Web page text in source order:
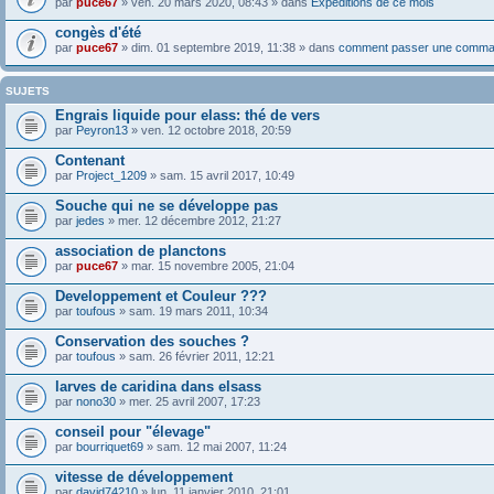
congès d'été
par puce67 » dim. 01 septembre 2019, 11:38 » dans comment passer une
SUJETS
Engrais liquide pour elass: thé de vers
par Peyron13 » ven. 12 octobre 2018, 20:59
Contenant
par Project_1209 » sam. 15 avril 2017, 10:49
Souche qui ne se développe pas
par jedes » mer. 12 décembre 2012, 21:27
association de planctons
par puce67 » mar. 15 novembre 2005, 21:04
Developpement et Couleur ???
par toufous » sam. 19 mars 2011, 10:34
Conservation des souches ?
par toufous » sam. 26 février 2011, 12:21
larves de caridina dans elsass
par nono30 » mer. 25 avril 2007, 17:23
conseil pour "élevage"
par bourriquet69 » sam. 12 mai 2007, 11:24
vitesse de développement
par david74210 » lun. 11 janvier 2010, 21:01